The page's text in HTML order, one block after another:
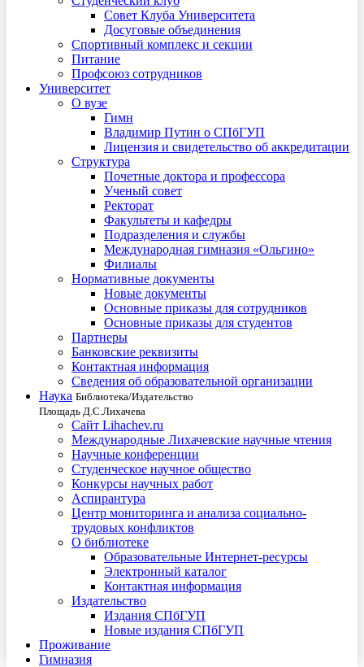
Совет Клуба Университета
Досуговые объединения
Спортивный комплекс и секции
Питание
Профсоюз сотрудников
Университет
О вузе
Гимн
Владимир Путин о СПбГУП
Лицензия и свидетельство об аккредитации
Структура
Почетные доктора и профессора
Ученый совет
Ректорат
Факультеты и кафедры
Подразделения и службы
Международная гимназия «Ольгино»
Филиалы
Нормативные документы
Новые документы
Основные приказы для сотрудников
Основные приказы для студентов
Партнеры
Банковские реквизиты
Контактная информация
Сведения об образовательной организации
Наука Библиотека/Издательство
Площадь Д.С.Лихачева
Сайт Lihachev.ru
Международные Лихачевские научные чтения
Научные конференции
Студенческое научное общество
Конкурсы научных работ
Аспирантура
Центр мониторинга и анализа социально-
трудовых конфликтов
О библиотеке
Образовательные Интернет-ресурсы
Электронный каталог
Контактная информация
Издательство
Издания СПбГУП
Новые издания СПбГУП
Проживание
Гимназия